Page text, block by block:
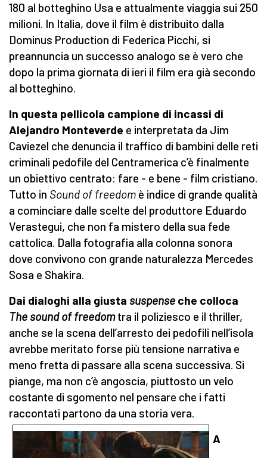
180 al botteghino Usa e attualmente viaggia sui 250
milioni. In Italia, dove il film è distribuito dalla
Dominus Production di Federica Picchi, si
preannuncia un successo analogo se è vero che
dopo la prima giornata di ieri il film era già secondo
al botteghino.
In questa pellicola campione di incassi di
Alejandro Monteverde e interpretata da Jim
Caviezel che denuncia il traffico di bambini delle reti
criminali pedofile del Centramerica c’è finalmente
un obiettivo centrato: fare - e bene - film cristiano.
Tutto in Sound of freedom è indice di grande qualità
a cominciare dalle scelte del produttore Eduardo
Verastegui, che non fa mistero della sua fede
cattolica. Dalla fotografia alla colonna sonora
dove convivono con grande naturalezza Mercedes
Sosa e Shakira.
Dai dialoghi alla giusta suspense che colloca
The sound of freedom tra il poliziesco e il thriller,
anche se la scena dell’arresto dei pedofili nell’isola
avrebbe meritato forse più tensione narrativa e
meno fretta di passare alla scena successiva. Si
piange, ma non c’è angoscia, piuttosto un velo
costante di sgomento nel pensare che i fatti
raccontati partono da una storia vera.
A